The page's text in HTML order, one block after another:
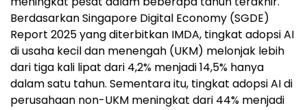
Berdasarkan Singapore Digital Economy (SGDE)
Report 2025 yang diterbitkan IMDA, tingkat adopsi AI
di usaha kecil dan menengah (UKM) melonjak lebih
dari tiga kali lipat dari 4,2% menjadi 14,5% hanya
dalam satu tahun. Sementara itu, tingkat adopsi AI di
perusahaan non-UKM meningkat dari 44% menjadi